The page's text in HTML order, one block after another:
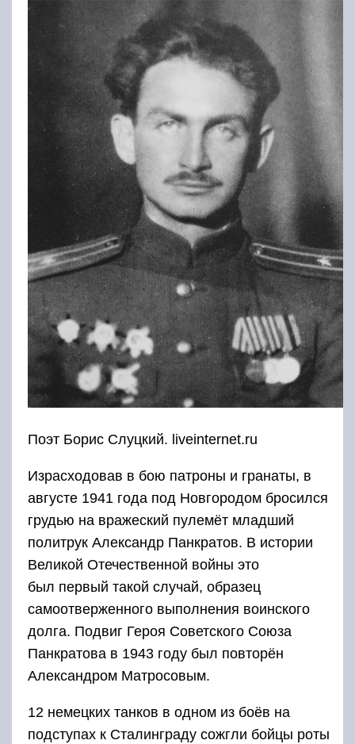
Поэт Борис Слуцкий. liveinternet.ru
Израсходовав в бою патроны и гранаты, в
августе 1941 года под Новгородом бросился
грудью на вражеский пулемёт младший
политрук Александр Панкратов. В истории
Великой Отечественной войны это
был первый такой случай, образец
самоотверженного выполнения воинского
долга. Подвиг Героя Советского Союза
Панкратова в 1943 году был повторён
Александром Матросовым.
12 немецких танков в одном из боёв на
подступах к Сталинграду сожгли бойцы роты